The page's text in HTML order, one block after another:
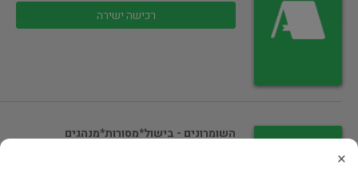
רכישה ישירה
השומרונים - בישול*מסורות*מנהגים
×